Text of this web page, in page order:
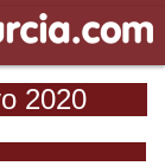
2020